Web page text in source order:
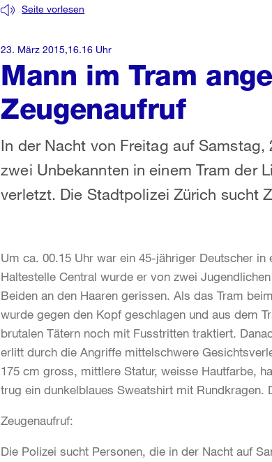
Mann im Tram
Zeugenaufruf
Seite vorlesen
In der Nacht von Freitag auf
zwei Unbekannten in einem Tram der
verletzt. Die Stadtpolizei Zürich sucht
23. März 2015,16.16 Uhr
Um ca. 00.15 Uhr war ein 45-jähriger Deutscher
Haltestelle Central wurde er von zwei
Beiden an den Haaren gerissen. Als das Tram
wurde gegen den Kopf geschlagen und aus dem
brutalen Tätern noch mit Fusstritten traktiert.
erlitt durch die Angriffe mittelschwere
175 cm gross, mittlere Statur, weisse Hautfarbe,
trug ein dunkelblaues Sweatshirt mit Rundkragen.
Zeugenaufruf:
Die Polizei sucht Personen, die in der Nacht auf